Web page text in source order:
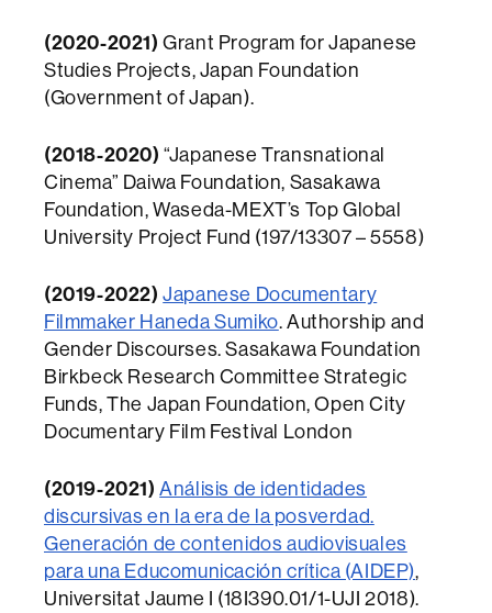
(2020-2021)Grant Program for Japanese
Studies Projects, Japan Foundation
(Government of Japan).
(2018-2020) “Japanese Transnational
Cinema” Daiwa Foundation, Sasakawa
Foundation, Waseda-MEXT’s Top Global
University Project Fund (197/13307 – 5558)
(2019-2022) Japanese Documentary
Filmmaker Haneda Sumiko. Authorship and
Gender Discourses. Sasakawa Foundation
Birkbeck Research Committee Strategic
Funds, The Japan Foundation, Open City
Documentary Film Festival London
(2019-2021) Análisis de identidades
discursivas en la era de la posverdad.
Generación de contenidos audiovisuales
para una Educomunicación crítica (AIDEP),
Universitat Jaume I (18I390.01/1-UJI 2018).